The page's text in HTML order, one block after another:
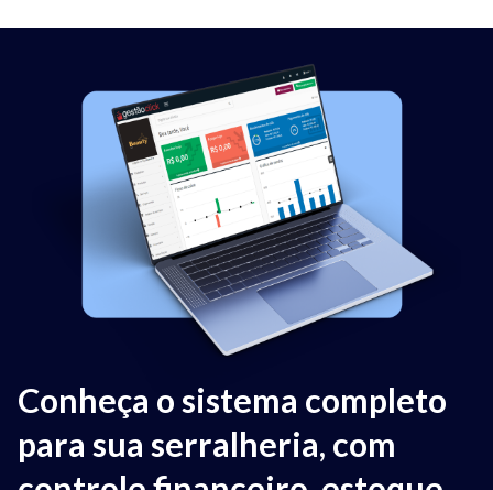
Conheça o sistema completo
para sua serralheria, com